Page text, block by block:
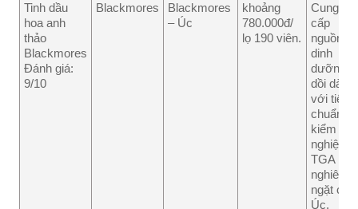
Tinh dầu
hoa anh
thảo
Blackmores
Đánh giá:
9/10
Blackmores
Blackmores
– Úc
khoảng
780.000đ/
lọ 190 viên.
Cung
cấp
nguồn
dinh
dưỡng
dồi dào
với tiêu
chuẩn
kiểm
nghiệm
TGA
nghiêm
ngặt của
Úc.